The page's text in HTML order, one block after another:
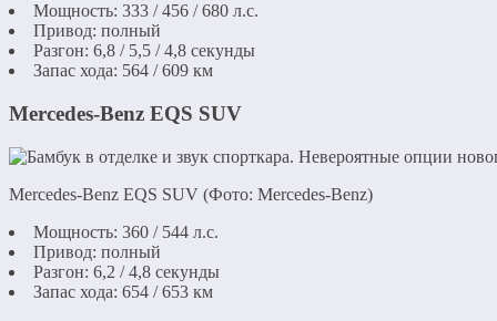
Мощность: 333 / 456 / 680 л.с.
Привод: полный
Разгон: 6,8 / 5,5 / 4,8 секунды
Запас хода: 564 / 609 км
Mercedes-Benz EQS SUV
Mercedes-Benz EQS SUV (Фото: Mercedes-Benz)
Мощность: 360 / 544 л.с.
Привод: полный
Разгон: 6,2 / 4,8 секунды
Запас хода: 654 / 653 км